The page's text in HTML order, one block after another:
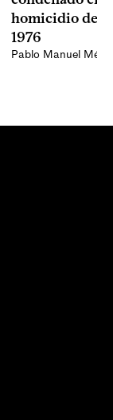
homicidio de
1976
Pablo Manuel